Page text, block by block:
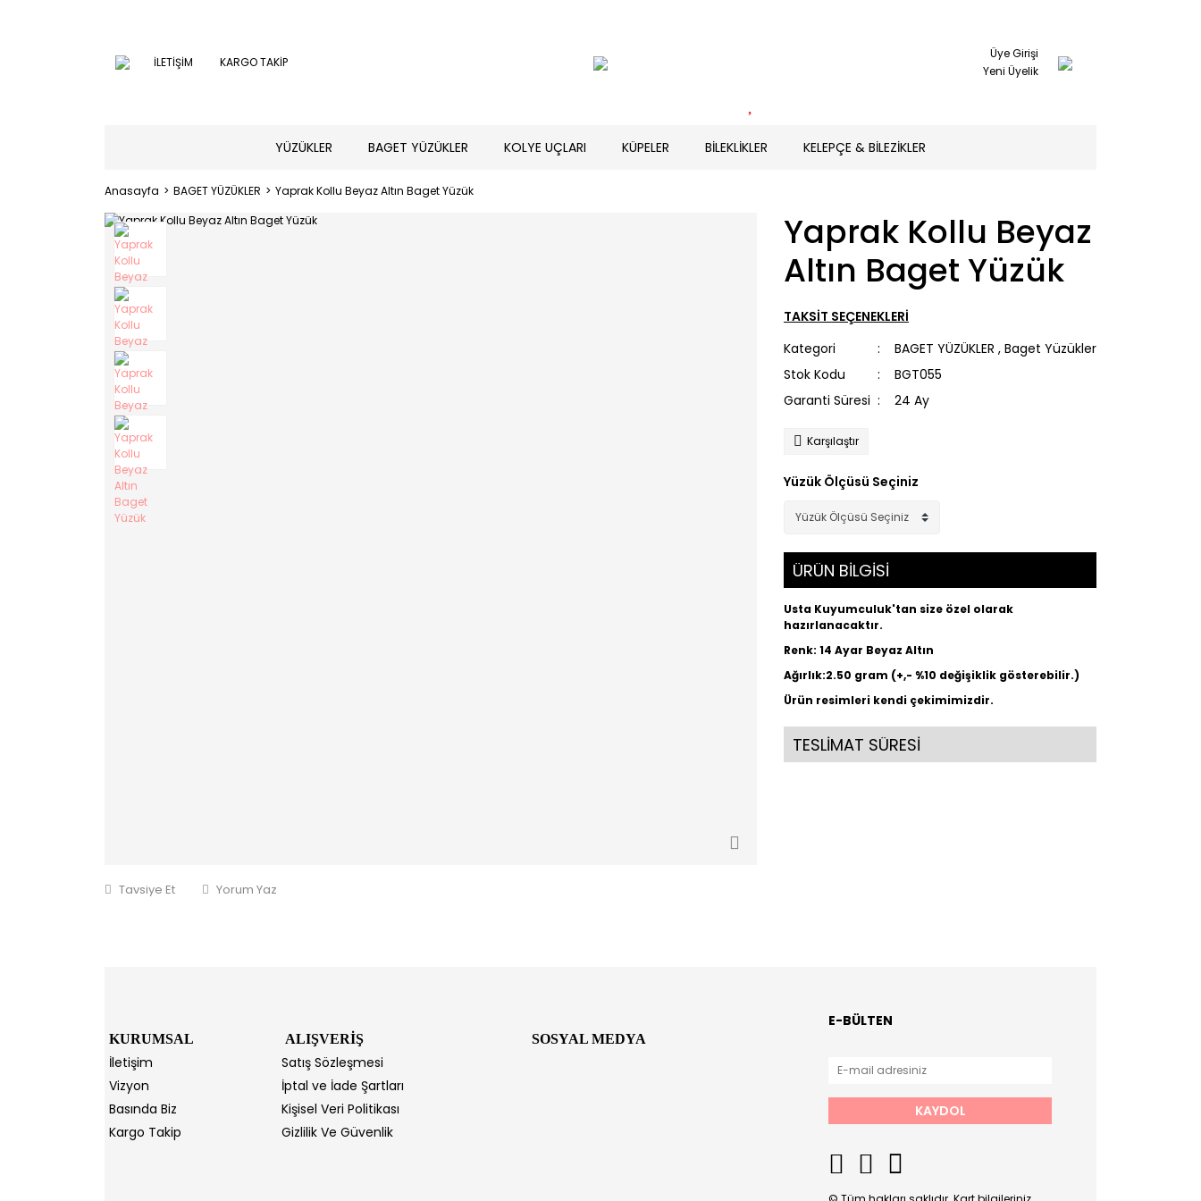
İLETİŞİM KARGO TAKİP
Üye Girişi
Yeni Üyelik
YÜZÜKLER BAGET YÜZÜKLER KOLYE UÇLARI KÜPELER BİLEKLİKLER KELEPÇE & BİLEZİKLER
Anasayfa BAGET YÜZÜKLER Yaprak Kollu Beyaz Altın Baget Yüzük
Tavsiye Et Yorum Yaz
Yaprak Kollu Beyaz
Altın Baget Yüzük
TAKSİT SEÇENEKLERİ
Kategori
BAGET YÜZÜKLER , Baget Yüzükler
Stok Kodu
BGT055
Garanti Süresi
24 Ay
Karşılaştır
Yüzük Ölçüsü Seçiniz
ÜRÜN BİLGİSİ
Usta Kuyumculuk'tan size özel olarak
hazırlanacaktır.
Renk: 14 Ayar Beyaz Altın
Ağırlık:2.50 gram (+,- %10 değişiklik gösterebilir.)
Ürün resimleri kendi çekimimizdir.
TESLİMAT SÜRESİ
KURUMSAL ALIŞVERİŞ SOSYAL MEDYA
İletişim
Satış Sözleşmesi
Vizyon
İptal ve İade Şartları
Basında Biz
Kişisel Veri Politikası
Kargo Takip
Gizlilik Ve Güvenlik
E-BÜLTEN
KAYDOL